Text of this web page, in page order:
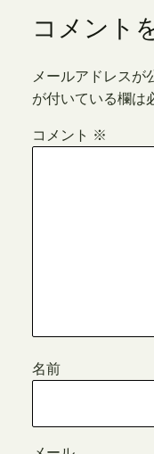
コメント
メールアドレスが
が付いている欄は
コメント ※
名前